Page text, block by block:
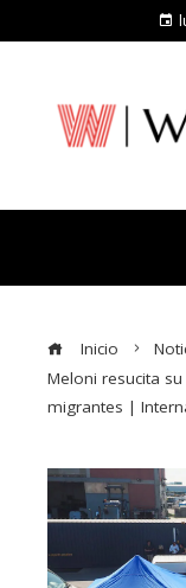
Inicio
Meloni resucita
migrantes |